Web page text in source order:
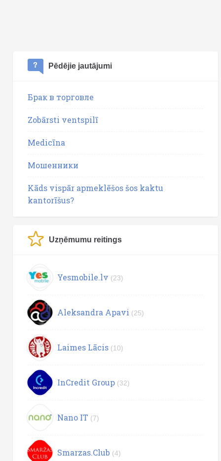
Pēdējie jautājumi
Брак в торговле
Zobārsti ventspilī
Medicīna
Мошенники
Kāds vispār apmeklēšos šos kaktu
kantorīšus?
Uzņēmumu reitings
Yesmobile.lv (23)
Aleksandra Apavi (25)
Laimes Lācis (10)
InCredit Group (32)
Nano IT (7)
Smarzas.Club (4)